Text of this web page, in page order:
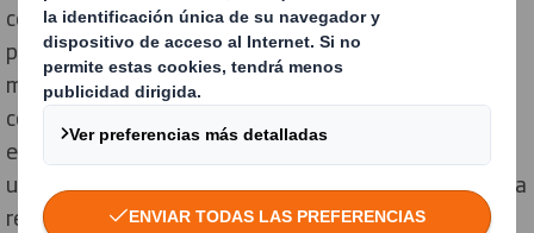
centra en cerrar el círculo mediante un mejor diseño,
proteger los recursos naturales aprovechando al
máximo cada fibra, reducir los desechos y la
contaminación a través de soluciones circulares y
equipar a las personas para liderar la transición hacia
una economía circular, con ambiciosos objetivos como la
reducción de emisiones de efecto invernadero en un